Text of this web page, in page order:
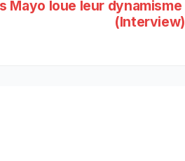
Mayo loue leur dynamisme
(Interview)